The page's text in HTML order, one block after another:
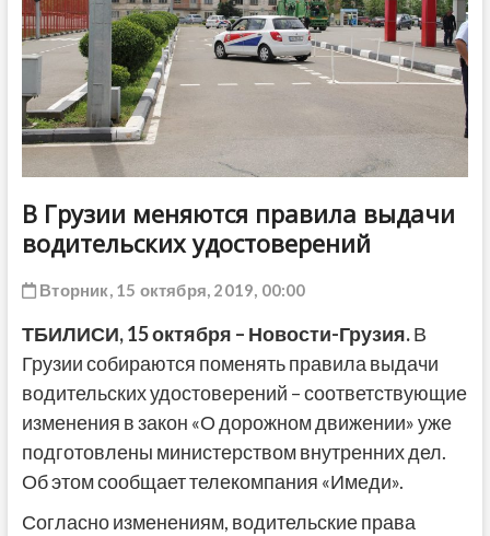
В Грузии меняются правила выдачи
водительских удостоверений
Вторник, 15 октября, 2019, 00:00
ТБИЛИСИ,15 октября – Новости-Грузия.В
Грузии собираются поменять правила выдачи
водительских удостоверений – соответствующие
изменения в закон «О дорожном движении» уже
подготовлены министерством внутренних дел.
Об этом сообщает телекомпания «Имеди».
Согласно изменениям, водительские права